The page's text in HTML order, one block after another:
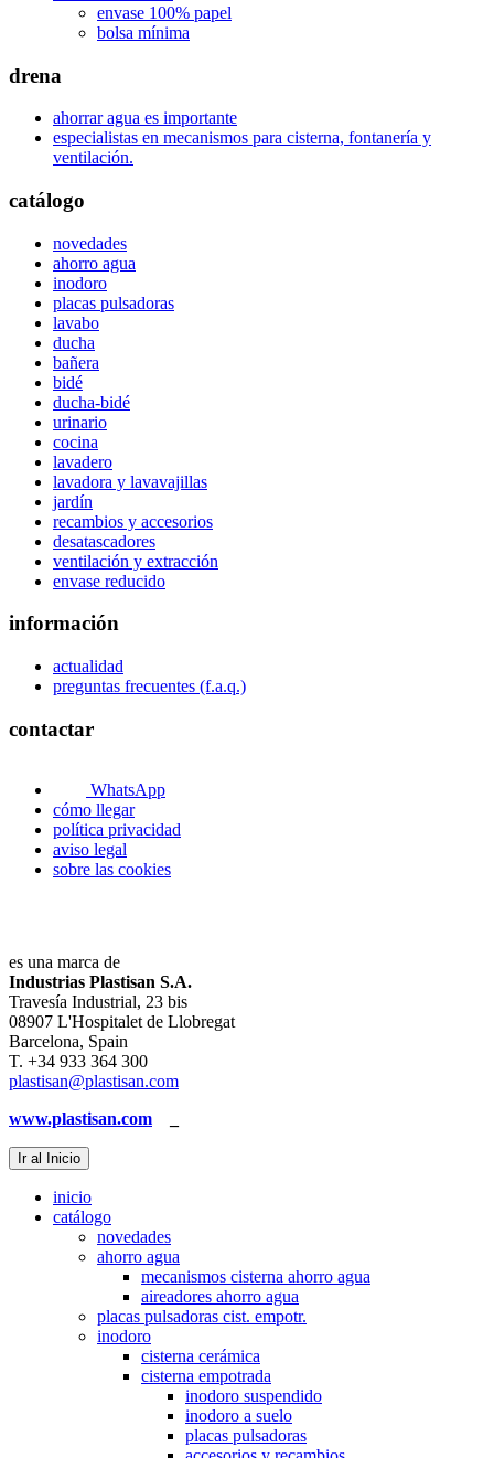
envase 100% papel
bolsa mínima
drena
ahorrar agua es importante
especialistas en mecanismos para cisterna, fontanería y
ventilación.
catálogo
novedades
ahorro agua
inodoro
placas pulsadoras
lavabo
ducha
bañera
bidé
ducha-bidé
urinario
cocina
lavadero
lavadora y lavavajillas
jardín
recambios y accesorios
desatascadores
ventilación y extracción
envase reducido
información
actualidad
preguntas frecuentes (f.a.q.)
contactar
WhatsApp
cómo llegar
política privacidad
aviso legal
sobre las cookies
es una marca de
Industrias Plastisan S.A.
Travesía Industrial, 23 bis
08907 L'Hospitalet de Llobregat
Barcelona, Spain
T. +34 933 364 300
plastisan@plastisan.com
www.plastisan.com
Ir al Inicio
inicio
catálogo
novedades
ahorro agua
mecanismos cisterna ahorro agua
aireadores ahorro agua
placas pulsadoras cist. empotr.
inodoro
cisterna cerámica
cisterna empotrada
inodoro suspendido
inodoro a suelo
placas pulsadoras